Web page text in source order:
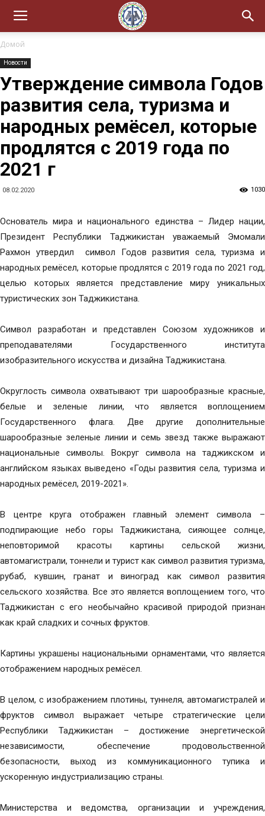
Домой
Новости
Утверждение символа Годов
развития села, туризма и
народных ремёсел, которые
продлятся с 2019 года по
2021 г
08.02.2020 1030
Основатель мира и национального единства – Лидер нации,
Президент Республики Таджикистан уважаемый Эмомали
Рахмон утвердил символ Годов развития села, туризма и
народных ремёсел, которые продлятся с 2019 года по 2021 год,
целью которых является представление миру уникальных
туристических зон Таджикистана.
Символ разработан и представлен Союзом художников и
преподавателями Государственного института
изобразительного искусства и дизайна Таджикистана.
Округлость символа охватывают три шарообразные красные,
белые и зеленые линии, что является воплощением
Государственного флага. Две другие дополнительные
шарообразные зеленые линии и семь звезд также выражают
национальные символы. Вокруг символа на таджикском и
английском языках выведено «Годы развития села, туризма и
народных ремёсел, 2019-2021».
В центре круга отображен главный элемент символа –
подпирающие небо горы Таджикистана, сияющее солнце,
неповторимой красоты картины сельской жизни,
автомагистрали, тоннели и турист как символ развития туризма,
рубаб, кувшин, гранат и виноград как символ развития
сельского хозяйства. Все это является воплощением того, что
Таджикистан с его необычайно красивой природой признан
как край сладких и сочных фруктов.
Картины украшены национальными орнаментами, что является
отображением народных ремёсел.
В целом, с изображением плотины, туннеля, автомагистралей и
фруктов символ выражает четыре стратегические цели
Республики Таджикистан – достижение энергетической
независимости, обеспечение продовольственной
безопасности, выход из коммуникационного тупика и
ускоренную индустриализацию страны.
Министерства и ведомства, организации и учреждения,